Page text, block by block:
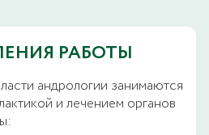
РАБОТЫ
андрологии занимаются
и лечением органов